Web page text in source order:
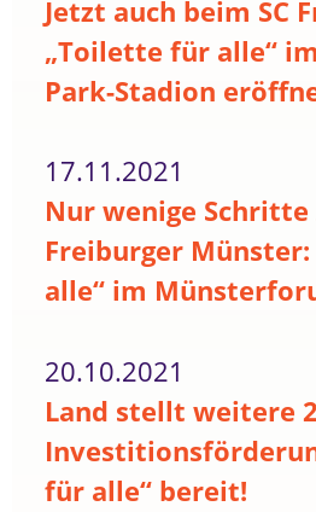
Jetzt auch beim SC
„Toilette für alle“
Park-Stadion
17.11.2021
Nur wenige Schritte
Freiburger
alle“ im
20.10.2021
Land stellt weitere
für alle“ bereit!